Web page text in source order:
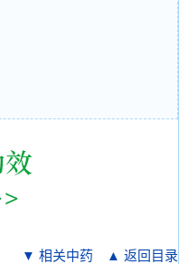
▼ 相关中药 ▲ 返回目录